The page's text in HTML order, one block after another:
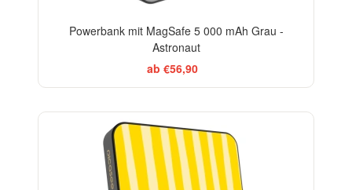
Powerbank mit MagSafe 5 000 mAh Grau -
Astronaut
ab €56,90